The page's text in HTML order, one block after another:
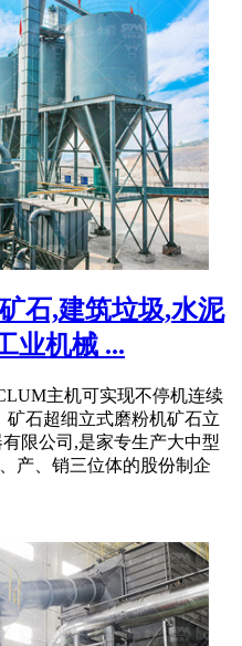
石,建筑垃圾,水泥
业机械 ...
主机可实现不停机连续
矿石超细立式磨粉机矿石立
限公司,是家专生产大中型
产、销三位体的股份制企